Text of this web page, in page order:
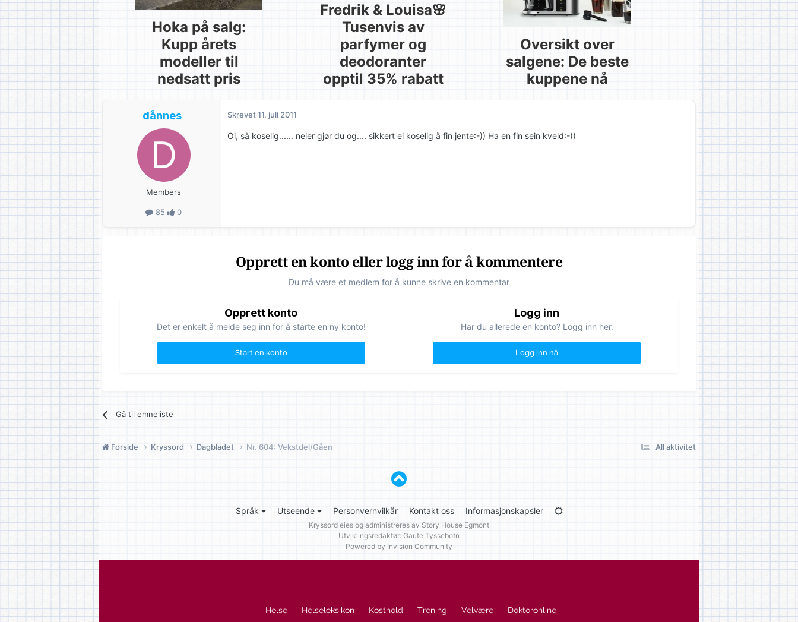
Hoka på salg:
Kupp årets
modeller til
nedsatt pris
Fredrik & Louisa🌸
Tusenvis av
parfymer og
deodoranter
opptil 35% rabatt
Oversikt over
salgene: De beste
kuppene nå
dånnes
Members
85 0
Skrevet11. juli 2011
Oi, så koselig...... neier gjør du og.... sikkert ei koselig å fin jente:-)) Ha en fin sein kveld:-))
Opprett en konto eller logg inn for å kommentere
Du må være et medlem for å kunne skrive en kommentar
Opprett konto
Det er enkelt å melde seg inn for å starte en ny konto!
Start en konto
Logg inn
Har du allerede en konto? Logg inn her.
Logg inn nå
Gå til emneliste
All aktivitet
Forside Kryssord Dagbladet Nr. 604: Vekstdel/Gåen
Språk Utseende Personvernvilkår Kontakt oss Informasjonskapsler
Kryssord eies og administreres av Story House Egmont
Utviklingsredaktør: Gaute Tyssebotn
Powered by Invision Community
Helse Helseleksikon Kosthold Trening Velvære Doktoronline